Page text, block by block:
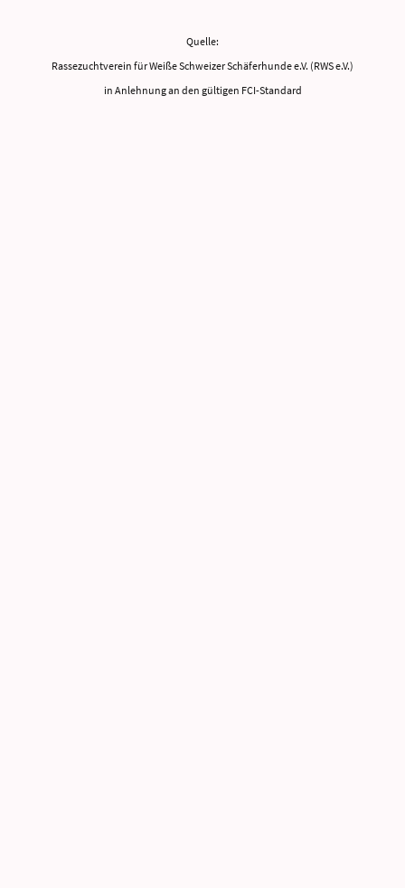
Quelle:
Rassezuchtverein für Weiße Schweizer Schäferhunde e.V. (RWS e.V.)
in Anlehnung an den gültigen FCI-Standard